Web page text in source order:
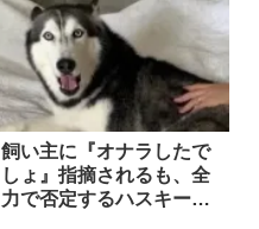
飼い主に『オナラしたで
しょ』指摘されるも、全
力で否定するハスキー。